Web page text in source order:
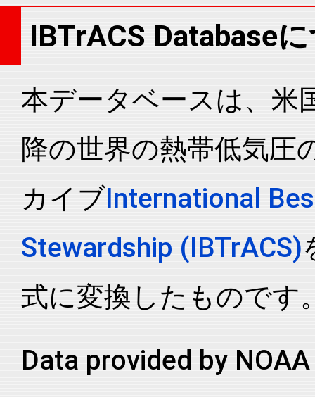
MM
2026095S14172 2026 24 SP MM
2026095S14172 2026 24 SP MM
2026095S14172 2026 24 SP MM
2026095S14172 2026 24 SP MM
2026095S14172 2026 24 SP MM
2026095S14172 MM
2026095S14172 2026 24 SP MM
2026095S14172 2026 24 SP MM
IBTrACS Database
本データベースは、米
降の世界の熱帯低気圧
カイブInternational
Stewardship (IBTrACS)
式に変換したものです
Data provided by